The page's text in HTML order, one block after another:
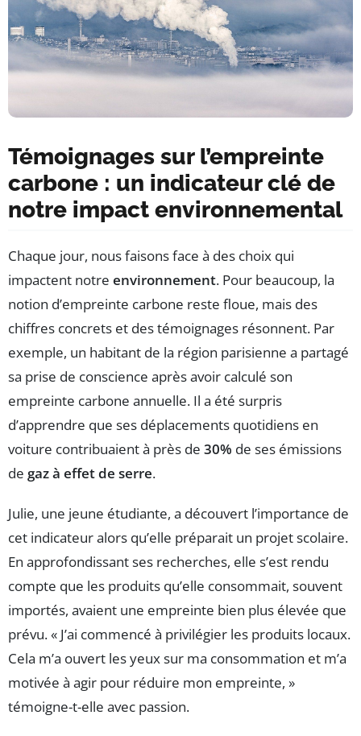
Témoignages sur l’empreinte
carbone : un indicateur clé de
notre impact environnemental
Chaque jour, nous faisons face à des choix qui
impactent notre environnement. Pour beaucoup, la
notion d’empreinte carbone reste floue, mais des
chiffres concrets et des témoignages résonnent. Par
exemple, un habitant de la région parisienne a partagé
sa prise de conscience après avoir calculé son
empreinte carbone annuelle. Il a été surpris
d’apprendre que ses déplacements quotidiens en
voiture contribuaient à près de 30% de ses émissions
de gaz à effet de serre.
Julie, une jeune étudiante, a découvert l’importance de
cet indicateur alors qu’elle préparait un projet scolaire.
En approfondissant ses recherches, elle s’est rendu
compte que les produits qu’elle consommait, souvent
importés, avaient une empreinte bien plus élevée que
prévu. « J’ai commencé à privilégier les produits locaux.
Cela m’a ouvert les yeux sur ma consommation et m’a
motivée à agir pour réduire mon empreinte, »
témoigne-t-elle avec passion.